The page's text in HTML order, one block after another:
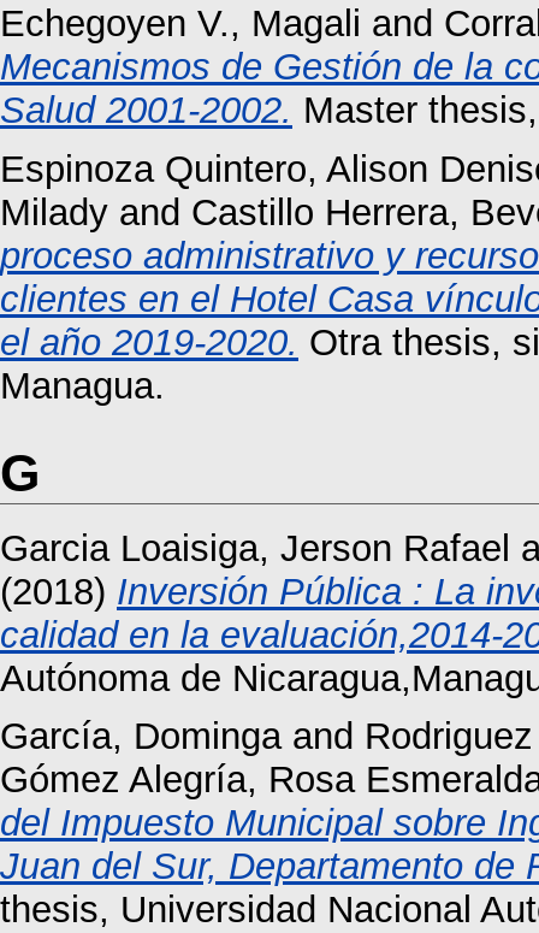
Echegoyen V., Magali and
Mecanismos de Gestión de la
Salud 2001-2002. Master
Espinoza Quintero, Alison
Milady and Castillo Herrera,
proceso administrativo y
clientes en el Hotel Casa
el año 2019-2020. Otra thesis,
Managua.
G
Garcia Loaisiga, Jerson Rafael
(2018) Inversión Pública : La
calidad en la evaluación,2014-
Autónoma de
García, Domingaand
Gómez Alegría, Rosa
del Impuesto Municipal sobre
Juan del Sur, Departamento de
thesis, Universidad Nacional